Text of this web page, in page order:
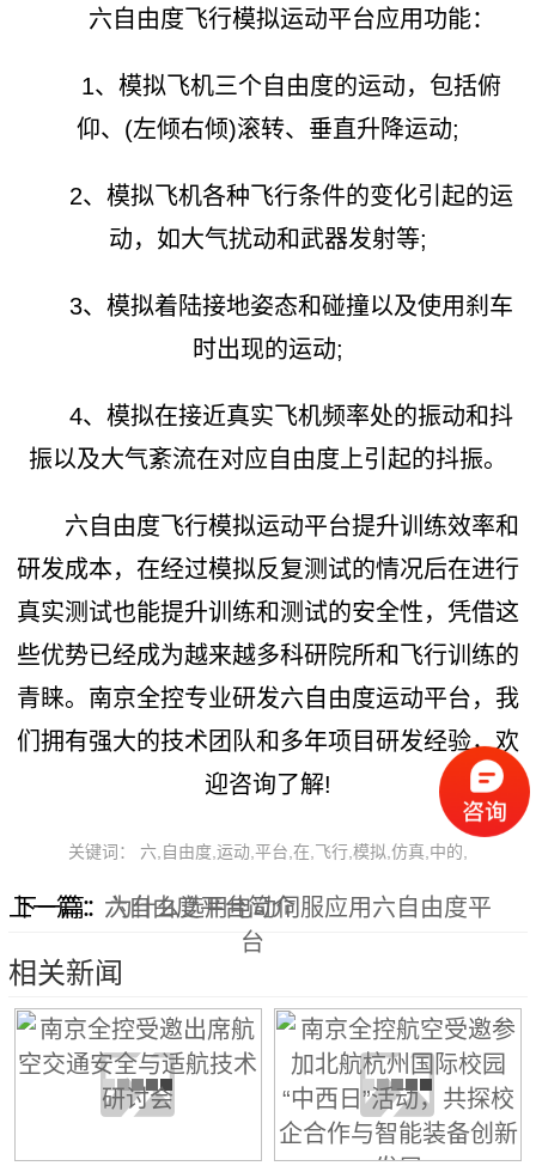
六自由度飞行模拟运动平台应用功能：
1、模拟飞机三个自由度的运动，包括俯
仰、(左倾右倾)滚转、垂直升降运动;
2、模拟飞机各种飞行条件的变化引起的运
动，如大气扰动和武器发射等;
3、模拟着陆接地姿态和碰撞以及使用刹车
时出现的运动;
4、模拟在接近真实飞机频率处的振动和抖
振以及大气紊流在对应自由度上引起的抖振。
六自由度飞行模拟运动平台提升训练效率和
研发成本，在经过模拟反复测试的情况后在进行
真实测试也能提升训练和测试的安全性，凭借这
些优势已经成为越来越多科研院所和飞行训练的
青睐。南京全控专业研发六自由度运动平台，我
们拥有强大的技术团队和多年项目研发经验，欢
迎咨询了解!
关键词： 六,自由度,运动,平台,在,飞行,模拟,仿真,中的,
上一篇： 六自由度平台简介
下一篇：为什么选用电动伺服应用六自由度平
台
相关新闻